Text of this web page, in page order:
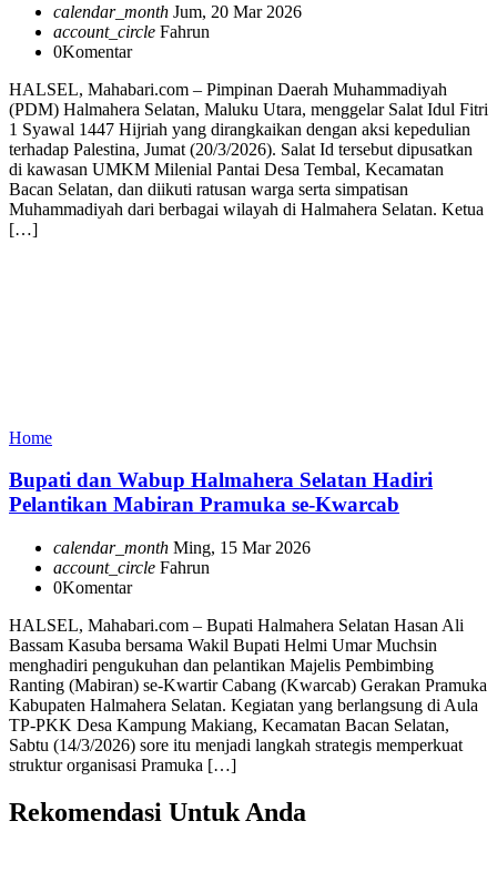
calendar_month Jum, 20 Mar 2026
account_circle Fahrun
0Komentar
HALSEL, Mahabari.com – Pimpinan Daerah Muhammadiyah
(PDM) Halmahera Selatan, Maluku Utara, menggelar Salat Idul Fitri
1 Syawal 1447 Hijriah yang dirangkaikan dengan aksi kepedulian
terhadap Palestina, Jumat (20/3/2026). Salat Id tersebut dipusatkan
di kawasan UMKM Milenial Pantai Desa Tembal, Kecamatan
Bacan Selatan, dan diikuti ratusan warga serta simpatisan
Muhammadiyah dari berbagai wilayah di Halmahera Selatan. Ketua
[…]
Home
Bupati dan Wabup Halmahera Selatan Hadiri
Pelantikan Mabiran Pramuka se-Kwarcab
calendar_month Ming, 15 Mar 2026
account_circle Fahrun
0Komentar
HALSEL, Mahabari.com – Bupati Halmahera Selatan Hasan Ali
Bassam Kasuba bersama Wakil Bupati Helmi Umar Muchsin
menghadiri pengukuhan dan pelantikan Majelis Pembimbing
Ranting (Mabiran) se-Kwartir Cabang (Kwarcab) Gerakan Pramuka
Kabupaten Halmahera Selatan. Kegiatan yang berlangsung di Aula
TP-PKK Desa Kampung Makiang, Kecamatan Bacan Selatan,
Sabtu (14/3/2026) sore itu menjadi langkah strategis memperkuat
struktur organisasi Pramuka […]
Rekomendasi Untuk Anda